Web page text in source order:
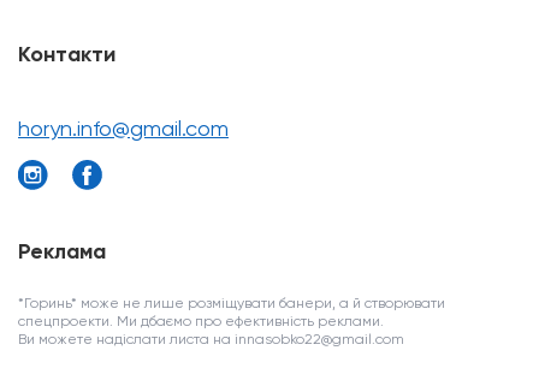
Контакти
horyn.info@gmail.com
Реклама
*Горинь* може не лише розміщувати банери, а й створювати
спецпроекти. Ми дбаємо про ефективність реклами.
Ви можете надіслати листа на innasobko22@gmail.com